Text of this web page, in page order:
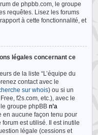
de phpbb.com, le groupe
requêtes. Lisez les forums
à cette fonctionnalité, et
légales concernant ce
de la liste “L’équipe du
contact avec le
sur whois) ou si un
f2s.com, etc.), avec le
le groupe phpBBn’a
en aucune façon tenu pour
forum est utilisé. Il est inutile
légale (cessions et